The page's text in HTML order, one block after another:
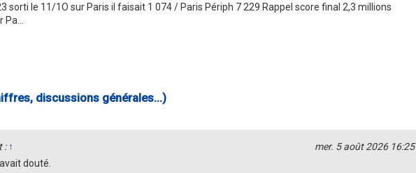
sorti le 11/1O sur Paris il faisait 1 074 / Paris Périph 7 229 Rappel score final 2,3 millions
discussions générales...)
: ↑
mer. 5 août 2026 16:25
douté.